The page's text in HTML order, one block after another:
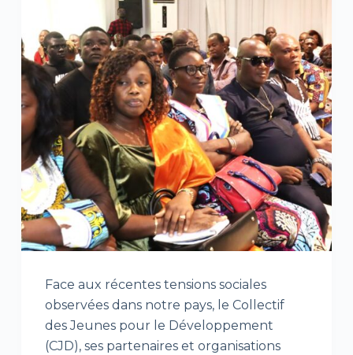
Face aux récentes tensions sociales
observées dans notre pays, le Collectif
des Jeunes pour le Développement
(CJD), ses partenaires et organisations